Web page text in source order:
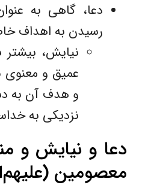
دعا، گاهی به
رسیدن به اهداف
نیایش، بیشتر
عمیق و معنوی
و هدف آن به
نزدیکی به
دعا و نیایش و
معصومین